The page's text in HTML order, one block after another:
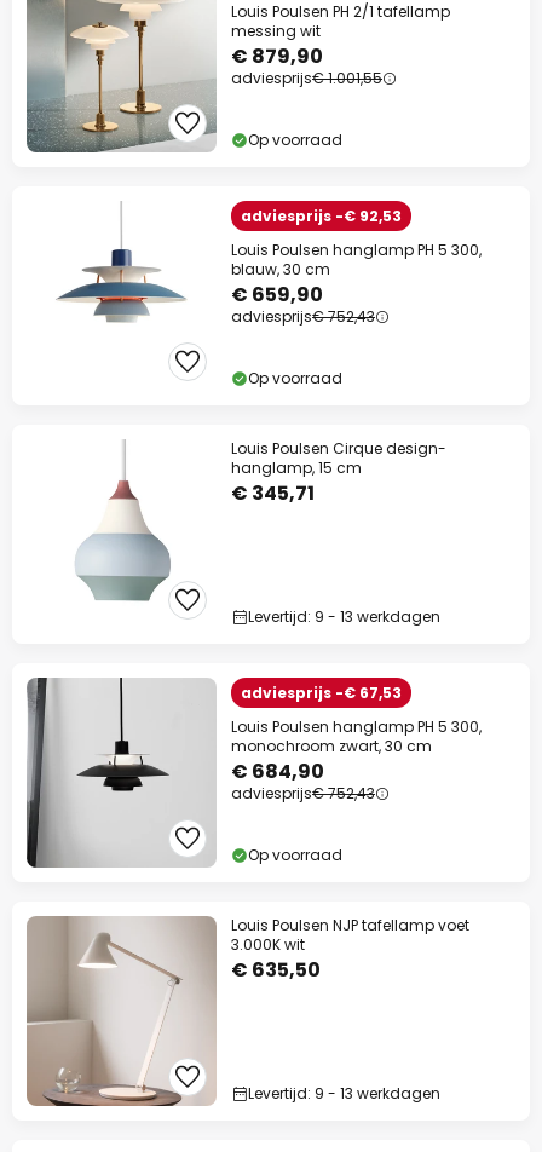
Louis Poulsen PH 2/1 tafellamp
messing wit
€ 879,90
adviesprijs€ 1.001,55
Op voorraad
adviesprijs -€ 92,53
Louis Poulsen hanglamp PH 5 300,
blauw, 30 cm
€ 659,90
adviesprijs€ 752,43
Op voorraad
Louis Poulsen Cirque design-
hanglamp, 15 cm
€ 345,71
Levertijd: 9 - 13 werkdagen
adviesprijs -€ 67,53
Louis Poulsen hanglamp PH 5 300,
monochroom zwart, 30 cm
€ 684,90
adviesprijs€ 752,43
Op voorraad
Louis Poulsen NJP tafellamp voet
3.000K wit
€ 635,50
Levertijd: 9 - 13 werkdagen